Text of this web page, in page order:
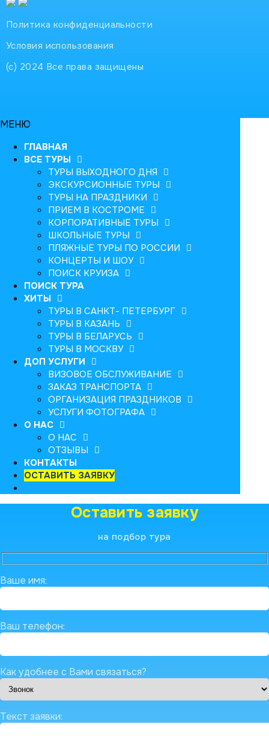
Политика конфиденциальности
Условия использования
(с) 2024 Все права защищены
МЕНЮ
ГЛАВНАЯ
ВСЕ ТУРЫ
ТУРЫ ВЫХОДНОГО ДНЯ
ЭКСКУРСИОННЫЕ ТУРЫ
ТУРЫ НА ПРАЗДНИКИ
ПРИЕМ В КОСТРОМЕ
КОРПОРАТИВНЫЕ ТУРЫ
ШКОЛЬНЫЕ ТУРЫ
ПЛЯЖНЫЕ ТУРЫ ПО РОССИИ
КОНЦЕРТЫ И ШОУ
ПОИСК КРУИЗА
ПОИСК ТУРА
ХИТЫ
ТУРЫ В САНКТ- ПЕТЕРБУРГ
ТУРЫ В КАЗАНЬ
ТУРЫ В БЕЛАРУСЬ
ТУРЫ В МОСКВУ
ДОП УСЛУГИ
ВИЗОВОЕ ОБСЛУЖИВАНИЕ
ЗАКАЗ ТРАНСПОРТА
ОРГАНИЗАЦИЯ ПРАЗДНИКОВ
УСЛУГИ ФОТОГРАФА
О НАС
О НАС
ОТЗЫВЫ
КОНТАКТЫ
ОСТАВИТЬ ЗАЯВКУ
Оставить заявку
на подбор тура
Ваше имя:
Ваш телефон:
Как удобнее с Вами связаться?
Текст заявки: